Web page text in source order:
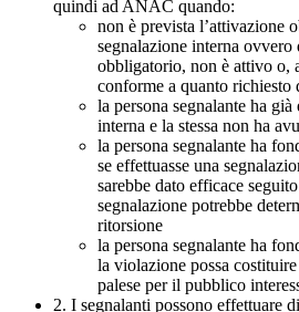
quindi ad ANAC quando:
non è prevista l’attivazione
segnalazione interna ovvero
obbligatorio, non è attivo o,
conforme a quanto richiesto
la persona segnalante ha
interna e la stessa non ha
la persona segnalante ha
se effettuasse una
sarebbe dato efficace
segnalazione potrebbe
ritorsione
la persona segnalante ha
la violazione possa
palese per il pubblico
2. I segnalanti possono effettuare